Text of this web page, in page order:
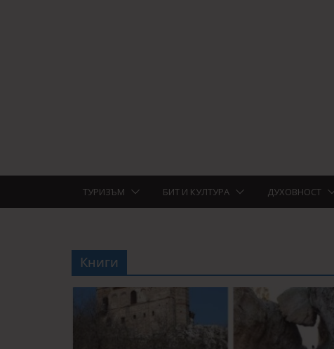
ТУРИЗЪМ БИТ И КУЛТУРА ДУХОВНОСТ
Книги